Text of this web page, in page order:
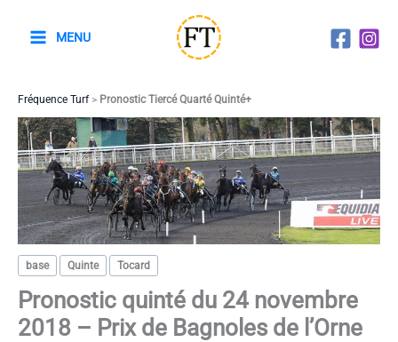
MENU
Fréquence Turf> Pronostic Tiercé Quarté Quinté+
base Quinte Tocard
Pronostic quinté du 24 novembre
2018 – Prix de Bagnoles de l’Orne